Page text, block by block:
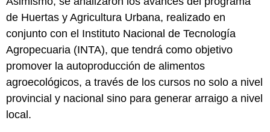
de Huertas y Agricultura Urbana, realizado en
conjunto con el Instituto Nacional de Tecnología
Agropecuaria (INTA), que tendrá como objetivo
promover la autoproducción de alimentos
agroecológicos, a través de los cursos no solo a nivel
provincial y nacional sino para generar arraigo a nivel
local.